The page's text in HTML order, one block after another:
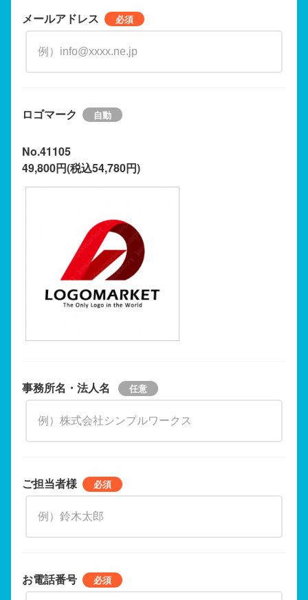
メールアドレス
ロゴマーク
No.41105
49,800円(税込54,780円)
事務所名・法人名
ご担当者様
お電話番号